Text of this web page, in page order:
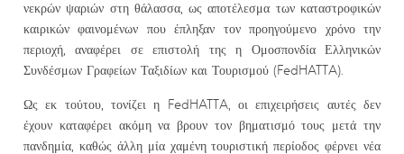
νεκρών ψαριών στη θάλασσα, ως αποτέλεσμα των καταστροφικών
καιρικών φαινομένων που έπληξαν τον προηγούμενο χρόνο την
περιοχή, αναφέρει σε επιστολή της η Ομοσπονδία Ελληνικών
Συνδέσμων Γραφείων Ταξιδίων και Τουρισμού (FedHATTA).
Ως εκ τούτου, τονίζει η FedHATTA, οι επιχειρήσεις αυτές δεν
έχουν καταφέρει ακόμη να βρουν τον βηματισμό τους μετά την
πανδημία, καθώς άλλη μία χαμένη τουριστική περίοδος φέρνει νέα